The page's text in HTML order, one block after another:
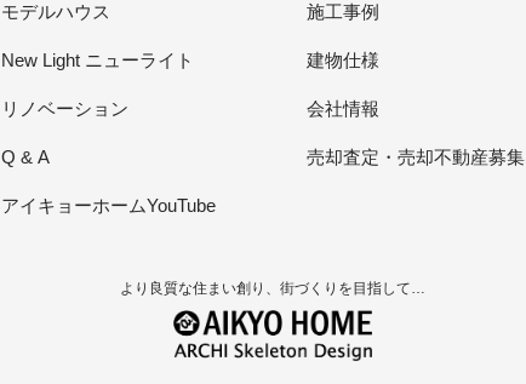
モデルハウス 施工事例
New Light ニューライト 建物仕様
リノベーション 会社情報
Q & A 売却査定・売却不動産募集
アイキョーホームYouTube
より良質な住まい創り、街づくりを目指して…